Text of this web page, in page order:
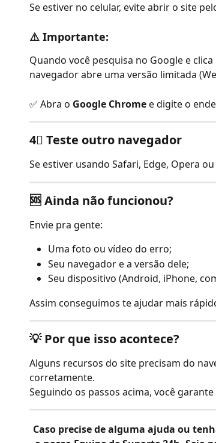
Se estiver no celular, evite abrir o site
⚠️ Importante:
Quando você pesquisa no Google e
navegador abre uma versão limitada
✅ Abra o Google Chrome e digite o
4⃣ Teste outro navegador
Se estiver usando Safari, Edge, Opera
🆘 Ainda não funcionou?
Envie pra gente:
Uma foto ou vídeo do erro;
Seu navegador e a versão dele;
Seu dispositivo (Android, iPhone,
Assim conseguimos te ajudar mais
💡 Por que isso acontece?
Alguns recursos do site precisam do
corretamente.
Seguindo os passos acima, você
Caso precise de alguma ajuda ou